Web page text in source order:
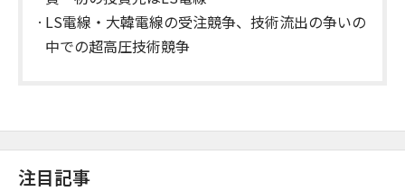
LS電線・大韓電線の受注競争、技術流出の争いの
中での超高圧技術競争
注目記事